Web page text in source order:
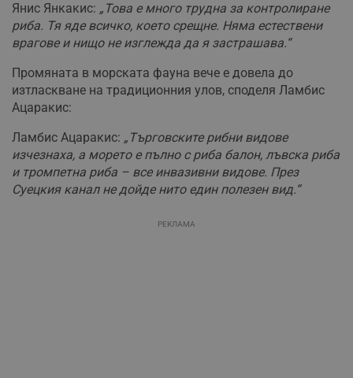
Янис Янкакис: „Това е много трудна за контролиране
риба. Тя яде всичко, което срещне. Няма естествени
врагове и нищо не изглежда да я застрашава.“
Промяната в морската фауна вече е довела до
изтласкване на традиционния улов, споделя Ламбис
Ацаракис:
Ламбис Ацаракис: „Търговските рибни видове
изчезнаха, а морето е пълно с риба балон, лъвска риба
и тромпетна риба – все инвазивни видове. През
Суецкия канал не дойде нито един полезен вид.“
РЕКЛАМА